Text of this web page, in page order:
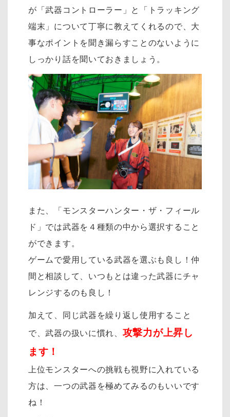
が「武器コントローラー」と「トラッキング
端末」について丁寧に教えてくれるので、大
事なポイントを聞き漏らすことのないように
しっかり話を聞いておきましょう。
また、「モンスターハンター・ザ・フィール
ド」では武器を４種類の中から選択すること
ができます。
ゲームで愛用している武器を選ぶも良し！仲
間と相談して、いつもとは違った武器にチャ
レンジするのも良し！
加えて、同じ武器を繰り返し使用すること
で、武器の扱いに慣れ、 攻撃力が上昇し
ます！
上位モンスターへの挑戦も視野に入れている
方は、一つの武器を極めてみるのもいいです
ね！